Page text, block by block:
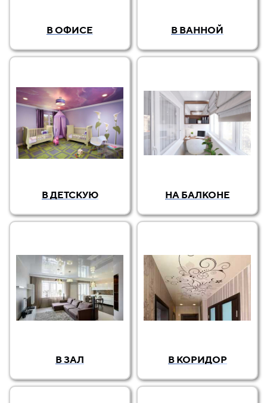
В ОФИСЕ В ВАННОЙ
В ДЕТСКУЮ НА БАЛКОНЕ
В ЗАЛ В КОРИДОР